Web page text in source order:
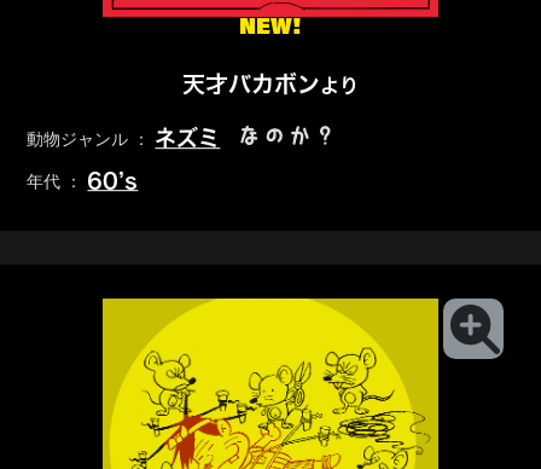
NEW!
天才バカボンより
動物ジャンル ： ネズミ なのか？
年代 ： 60’s